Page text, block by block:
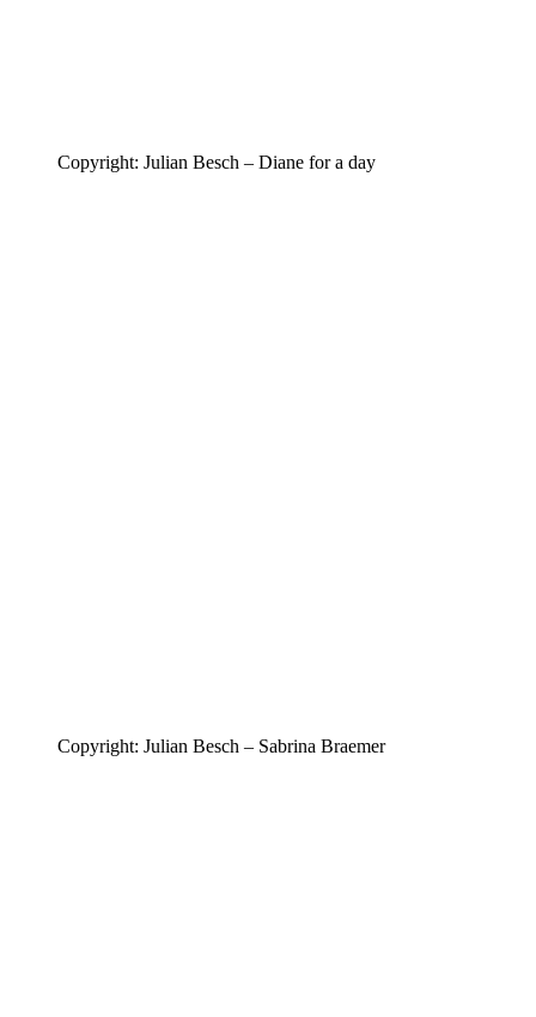
Copyright: Julian Besch – Diane for a day
Copyright: Julian Besch – Sabrina Braemer